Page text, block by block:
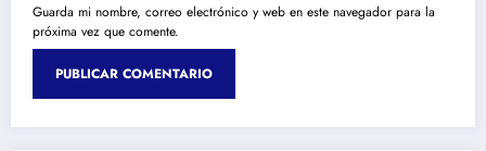
Guarda mi nombre, correo electrónico y web en este navegador para la
próxima vez que comente.